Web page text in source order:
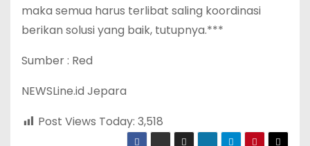
maka semua harus terlibat saling koordinasi
berikan solusi yang baik, tutupnya.***
Sumber : Red
NEWSLine.id Jepara
Post Views Today: 3,518